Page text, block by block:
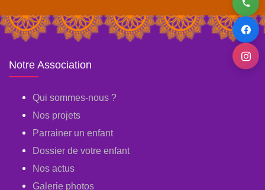
Notre Association
Qui sommes-nous ?
Nos projets
Parrainer un enfant
Dossier de votre enfant
Nos actus
Galerie photos